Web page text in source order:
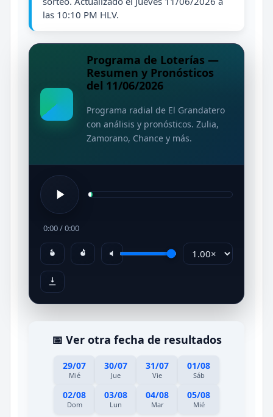
las 10:10 PM HLV.
Programa de Loterías —
Resumen y Pronósticos
del 11/06/2026
Programa radial de El Grandatero
con análisis y pronósticos. Zulia,
Zamorano, Chance y más.
0:00/0:00
📅 Ver otra fecha de resultados
29/07
Mié
30/07
Jue
31/07
Vie
01/08
Sáb
02/08
Dom
03/08
Lun
04/08
Mar
05/08
Mié